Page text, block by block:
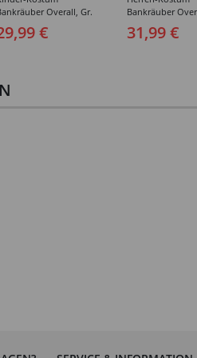
Overall, Gr.
€
Bankräuber
31,99 €